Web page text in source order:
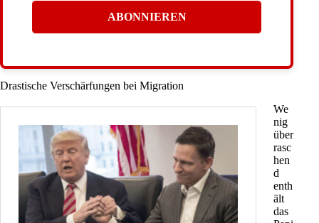
Drastische Verschärfungen bei Migration
We
nig
über
rasc
hen
d
enth
ält
das